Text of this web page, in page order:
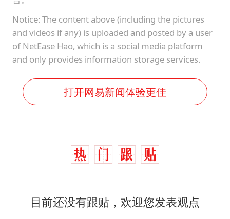
Notice: The content above (including the pictures
and videos if any) is uploaded and posted by a user
of NetEase Hao, which is a social media platform
and only provides information storage services.
打开网易新闻体验更佳
目前还没有跟贴，欢迎您发表观点